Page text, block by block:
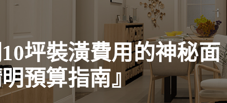
10坪裝潢費用的神秘面
預算指南』